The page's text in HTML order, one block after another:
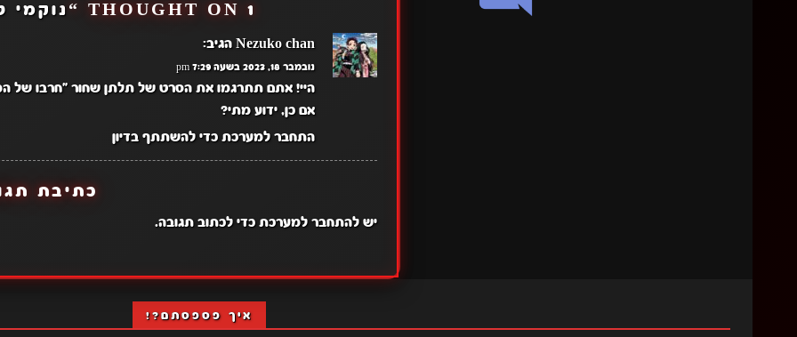
1 THOUGHT ON “ נוקמי
Nezuko chan הגיב:
נובמבר 18, 2023 בשעה 7:29 pm
היי! אתם תתרגמו את הסרט של תלתן שחור "חרבו של
אם כן, ידוע מתי?
התחבר למערכת כדי להשתתף בדיון
כתיבת
יש להתחבר למערכתכדי לכתוב תגובה.
איך פספסתם?!